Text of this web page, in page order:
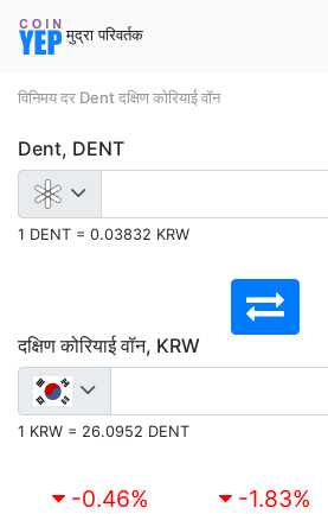
मुद्रा परिवर्तक
विनिमय दर Dent दक्षिण कोरियाई वॉन
Dent, DENT
1 DENT = 0.03832 KRW
दक्षिण कोरियाई वॉन, KRW
1 KRW = 26.0952 DENT
-0.46% -1.83%